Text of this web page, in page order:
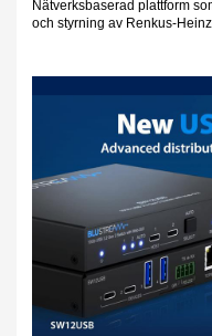
Nätverksbaserad plattform
och styrning av Renkus-